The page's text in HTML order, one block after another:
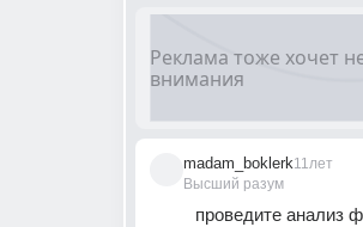
madam_boklerk
Высший разум
11лет
проведите анализ